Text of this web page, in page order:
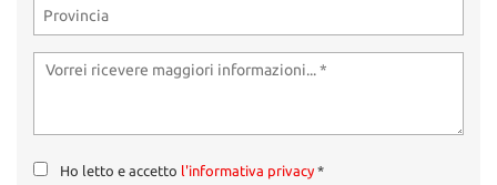
Ho letto e accetto l'informativa privacy*
Cookie delle preferenze